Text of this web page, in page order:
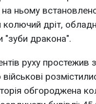
ньому
колючий дріт,
"зуби дракона".
руху простежив
обгороджена